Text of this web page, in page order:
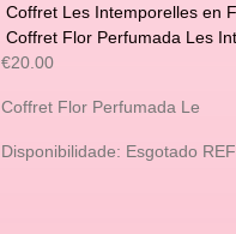
Coffret Les Intemporelles en
Coffret Flor Perfumada Les
€20.00
Coffret Flor Perfumada Le
Disponibilidade: Esgotado